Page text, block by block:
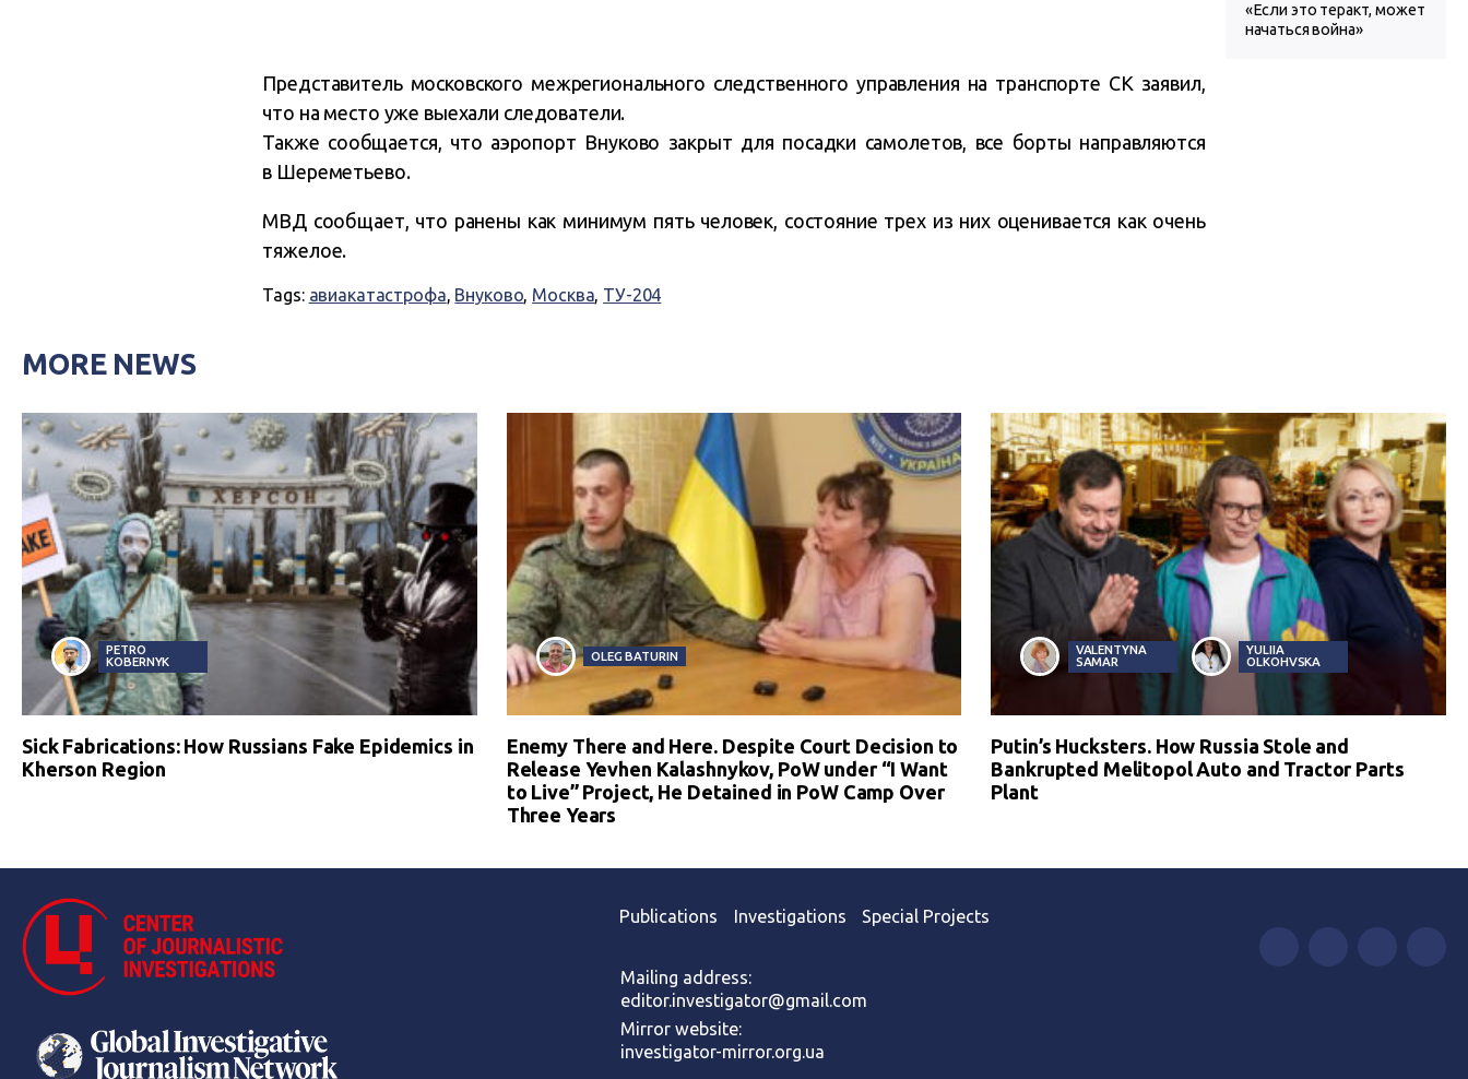
Представитель московского межрегионального следственного управления на транспорте СК заявил,
что на место уже выехали следователи.
Также сообщается, что аэропорт Внуково закрыт для посадки самолетов, все борты направляются
в Шереметьево.
МВД сообщает, что ранены как минимум пять человек, состояние трех из них оценивается как очень
тяжелое.
Tags: авиакатастрофа, Внуково, Москва, ТУ-204
«Если это теракт, может
начаться война»
MORE NEWS
PETRO
KOBERNYK
Sick Fabrications: How Russians Fake Epidemics in
Kherson Region
OLEG BATURIN
Enemy There and Here. Despite Court Decision to
Release Yevhen Kalashnykov, PoW under “I Want
to Live” Project, He Detained in PoW Camp Over
Three Years
VALENTYNA
SAMAR
YULIIA
OLKOHVSKA
Putin’s Hucksters. How Russia Stole and
Bankrupted Melitopol Auto and Tractor Parts
Plant
Publications Investigations Special Projects
Mailing address:
editor.investigator@gmail.com
Mirror website:
investigator-mirror.org.ua